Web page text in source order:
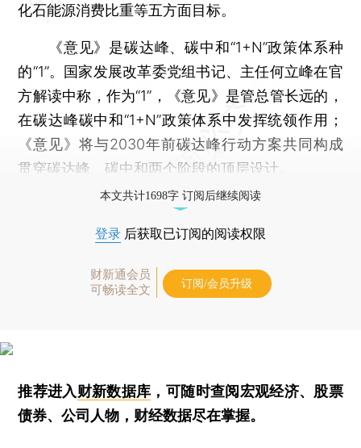
化石能源消费比重等五方面目标。
《意见》是碳达峰、碳中和“1+N”政策体系种
的“1”。国家发展改革委党组书记、主任何立峰在官
方解读中称，作为“1”，《意见》是管总管长远的，
在碳达峰碳中和“1+N”政策体系中发挥统领作用；
《意见》将与2030年前碳达峰行动方案共同构成
贯穿碳达峰、碳中和两个阶段的顶层设计。
本文共计1698字 订阅后继续阅读
登录 后获取已订阅的阅读权限
财新通会员
可畅读全文
订阅/会员升级
推荐进入财新数据库 ，可随时查阅宏观经济、股票
债券、公司人物，财经数据尽在掌握。